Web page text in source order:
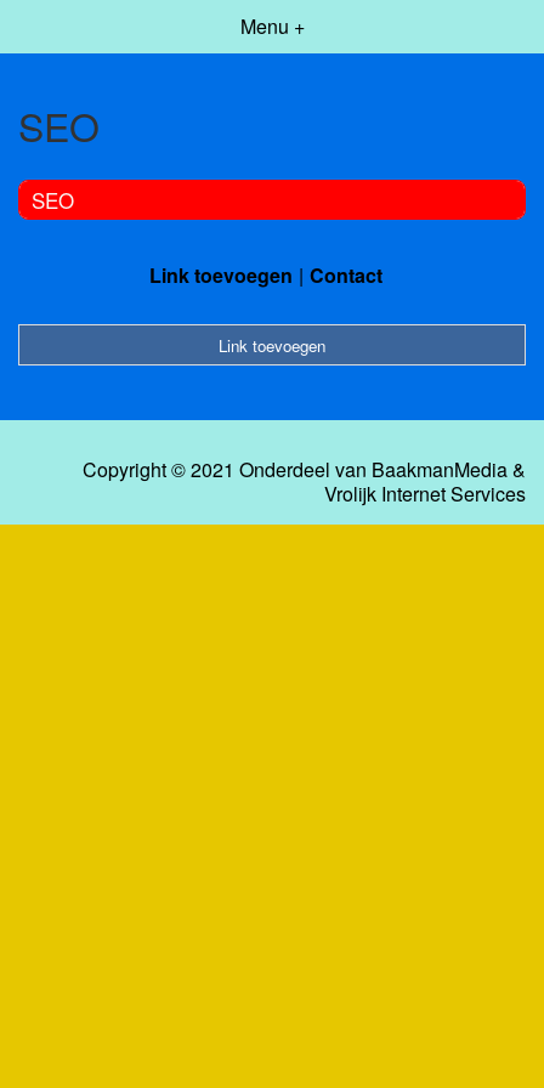
Menu +
SEO
SEO
Link toevoegen Contact
Link toevoegen
Copyright © 2021 Onderdeel van BaakmanMedia&
Vrolijk Internet Services